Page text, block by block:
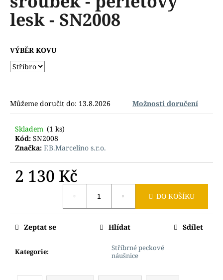
z
5
hvězdiček.
lesk - SN2008
VÝBĚR KOVU
Můžeme doručit do: 13.8.2026 Možnosti doručení
Skladem (1 ks)
Kód: SN2008
Značka: F.B.Marcelino s.r.o.
2 130 Kč
DO KOŠÍKU
Kategorie:
Stříbrné peckové
náušnice
Zeptat se Hlídat Sdílet
u
j
m
e